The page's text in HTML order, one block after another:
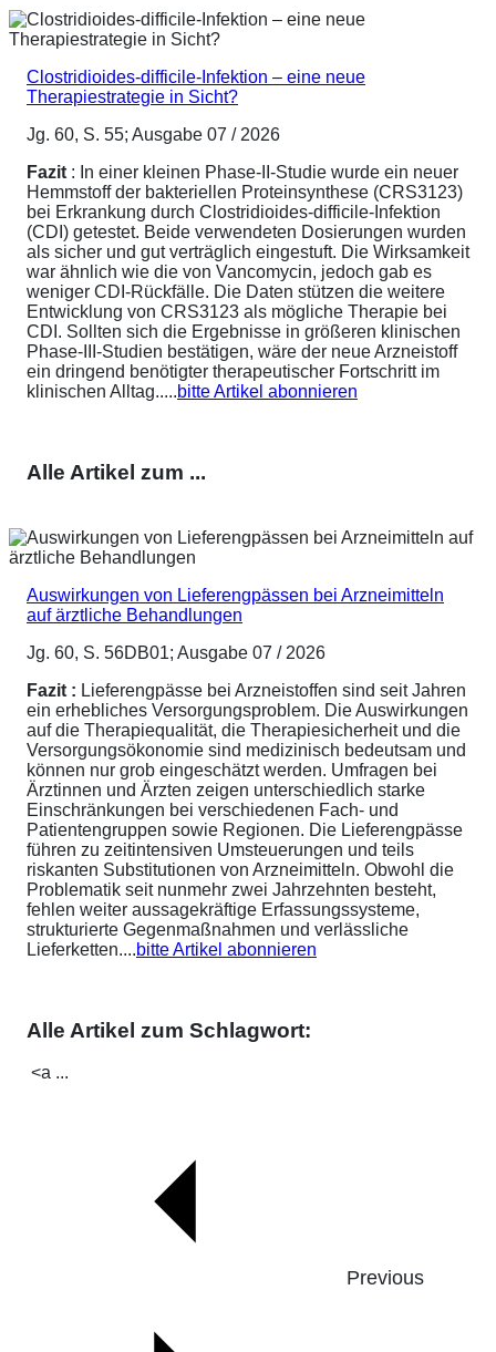
Clostridioides-difficile-Infektion – eine neue
Therapiestrategie in Sicht?
Jg. 60, S. 55; Ausgabe 07 / 2026
Fazit : In einer kleinen Phase-II-Studie wurde ein neuer
Hemmstoff der bakteriellen Proteinsynthese (CRS3123)
bei Erkrankung durch Clostridioides-difficile-Infektion
(CDI) getestet. Beide verwendeten Dosierungen wurden
als sicher und gut verträglich eingestuft. Die Wirksamkeit
war ähnlich wie die von Vancomycin, jedoch gab es
weniger CDI-Rückfälle. Die Daten stützen die weitere
Entwicklung von CRS3123 als mögliche Therapie bei
CDI. Sollten sich die Ergebnisse in größeren klinischen
Phase-III-Studien bestätigen, wäre der neue Arzneistoff
ein dringend benötigter therapeutischer Fortschritt im
klinischen Alltag.....bitte Artikel abonnieren
Alle Artikel zum ...
Auswirkungen von Lieferengpässen bei Arzneimitteln
auf ärztliche Behandlungen
Jg. 60, S. 56DB01; Ausgabe 07 / 2026
Fazit : Lieferengpässe bei Arzneistoffen sind seit Jahren
ein erhebliches Versorgungsproblem. Die Auswirkungen
auf die Therapiequalität, die Therapiesicherheit und die
Versorgungsökonomie sind medizinisch bedeutsam und
können nur grob eingeschätzt werden. Umfragen bei
Ärztinnen und Ärzten zeigen unterschiedlich starke
Einschränkungen bei verschiedenen Fach- und
Patientengruppen sowie Regionen. Die Lieferengpässe
führen zu zeitintensiven Umsteuerungen und teils
riskanten Substitutionen von Arzneimitteln. Obwohl die
Problematik seit nunmehr zwei Jahrzehnten besteht,
fehlen weiter aussagekräftige Erfassungssysteme,
strukturierte Gegenmaßnahmen und verlässliche
Lieferketten....bitte Artikel abonnieren
Alle Artikel zum Schlagwort:
<a ...
Previous